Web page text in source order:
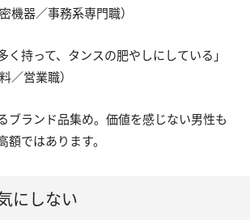
機器／事務系専門職）
く持って、タンスの肥やしにしている」
／営業職）
ブランド品集め。価値を感じない男性も
額ではあります。
にしない